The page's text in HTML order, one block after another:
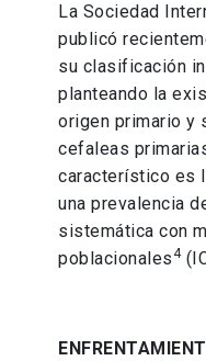
La Sociedad
publicó
su clasificación
planteando la
origen primario y
cefaleas
característico es
una prevalencia
sistemática con
poblacionales 4